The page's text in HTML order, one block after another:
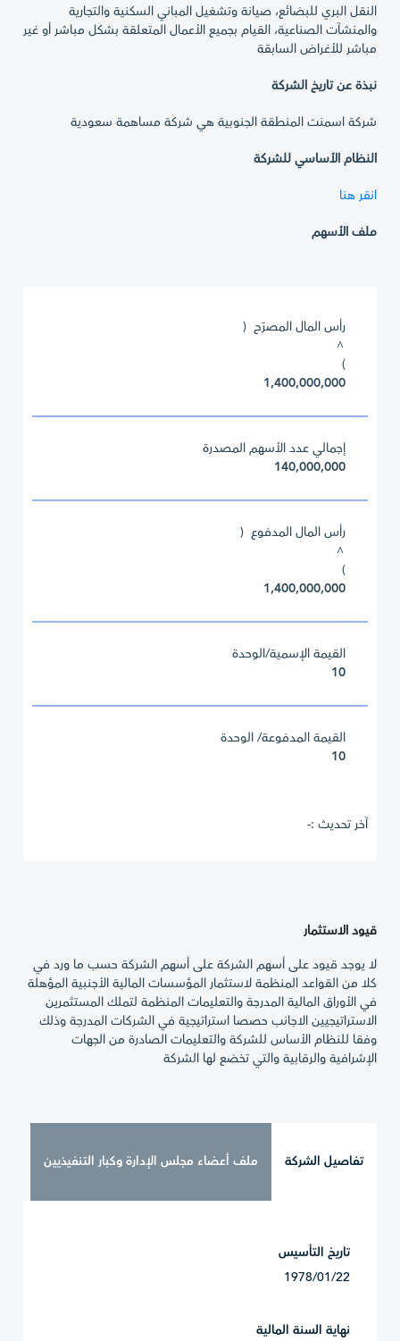
النقل البري للبضائع، صيانة وتشغيل المباني السكنية والتجارية
والمنشآت الصناعية، القيام بجميع الأعمال المتعلقة بشكل مباشر أو غير
مباشر للأغراض السابقة
نبذة عن تاريخ الشركة
شركة اسمنت المنطقة الجنوبية هي شركة مساهمة سعودية
النظام الأساسي للشركة
انقر هنا
ملف الأسهم
رأس المال المصرّح (
^
)
1,400,000,000
إجمالي عدد الأسهم المصدرة
140,000,000
رأس المال المدفوع (
^
)
1,400,000,000
القيمة الإسمية/الوحدة
10
القيمة المدفوعة/ الوحدة
10
آخر تحديث :-
قيود الاستثمار
لا يوجد قيود على أسهم الشركة على أسهم الشركة حسب ما ورد في
كلا من القواعد المنظمة لاستثمار المؤسسات المالية الأجنبية المؤهلة
في الأوراق المالية المدرجة والتعليمات المنظمة لتملك المستثمرين
الاستراتيجيين الاجانب حصصا استراتيجية في الشركات المدرجة وذلك
وفقا للنظام الأساس للشركة والتعليمات الصادرة من الجهات
الإشرافية والرقابية والتي تخضع لها الشركة
تفاصيل الشركة ملف أعضاء مجلس الإدارة وكبار التنفيذيين
تاريخ التأسيس
1978/01/22
نهاية السنة المالية